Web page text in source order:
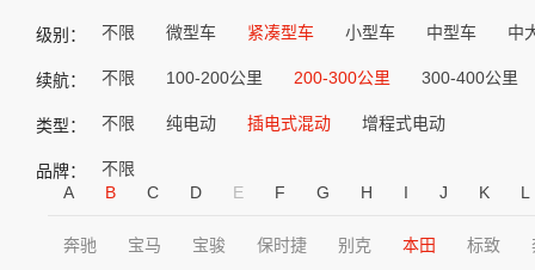
级别： 不限 微型车 紧凑型车 小型车 中型车 中
续航： 不限 100-200公里 200-300公里 300-400公里
类型： 不限 纯电动 插电式混动 增程式电动
品牌：
不限
A
B C D E F G H I J K L
奔驰 宝马 宝骏 保时捷 别克 本田 标致